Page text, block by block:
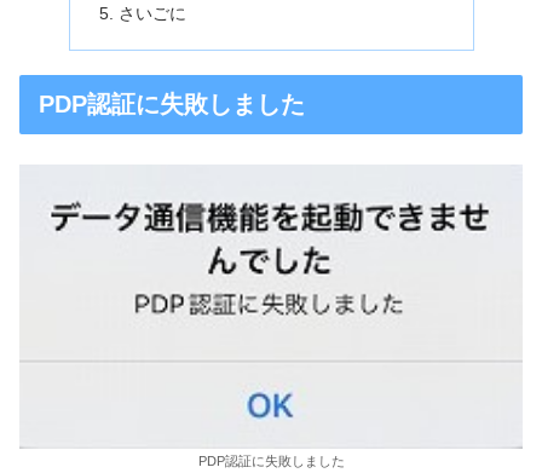
さいごに
PDP認証に失敗しました
PDP認証に失敗しました